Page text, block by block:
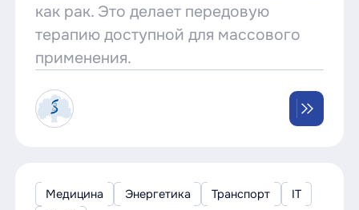
как рак. Это делает передовую
терапию доступной для массового
применения.
Медицина Энергетика Транспорт
IT